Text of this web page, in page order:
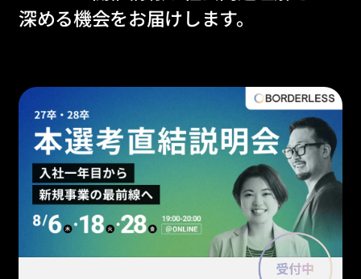
深める機会をお届けします。